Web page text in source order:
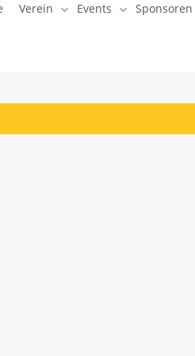
Verein Events Sponsoren